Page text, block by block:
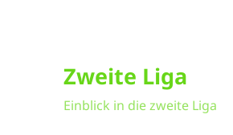
Zweite Liga
Einblick in die zweite Liga